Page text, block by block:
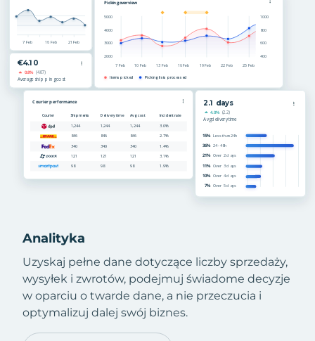
Analityka
Uzyskaj pełne dane dotyczące liczby sprzedaży,
wysyłek i zwrotów, podejmuj świadome decyzje
w oparciu o twarde dane, a nie przeczucia i
optymalizuj dalej swój biznes.